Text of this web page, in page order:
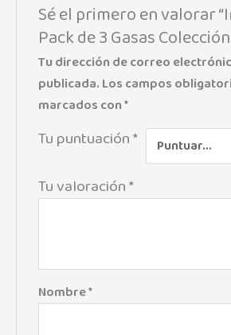
Sé el primero en valorar
Pack de 3 Gasas
Tu dirección de correo
publicada.Los campos
marcados con*
Tu puntuación*
Tu valoración*
Nombre*